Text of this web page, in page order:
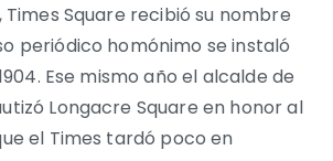
Times Square recibió su nombre
periódico homónimo se instaló
Ese mismo año el alcalde de
Longacre Square en honor al
el Times tardó poco en